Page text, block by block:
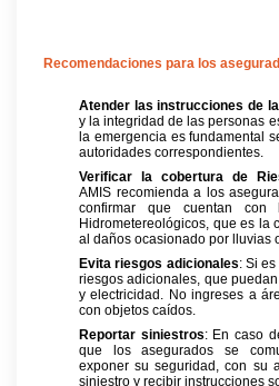
Recomendaciones para los
Atender las instrucciones de
y la integridad de las personas
la emergencia es fundamental
autoridades correspondientes.
Verificar la cobertura de
AMIS recomienda a los
confirmar que cuentan con
Hidrometereológicos, que es la
al daños ocasionado por lluvias
Evita riesgos adicionales: Si
riesgos adicionales, que
y electricidad. No ingreses a
con objetos caídos.
Reportar siniestros: En caso
que los asegurados se
exponer su seguridad, con su
siniestro y recibir instrucciones